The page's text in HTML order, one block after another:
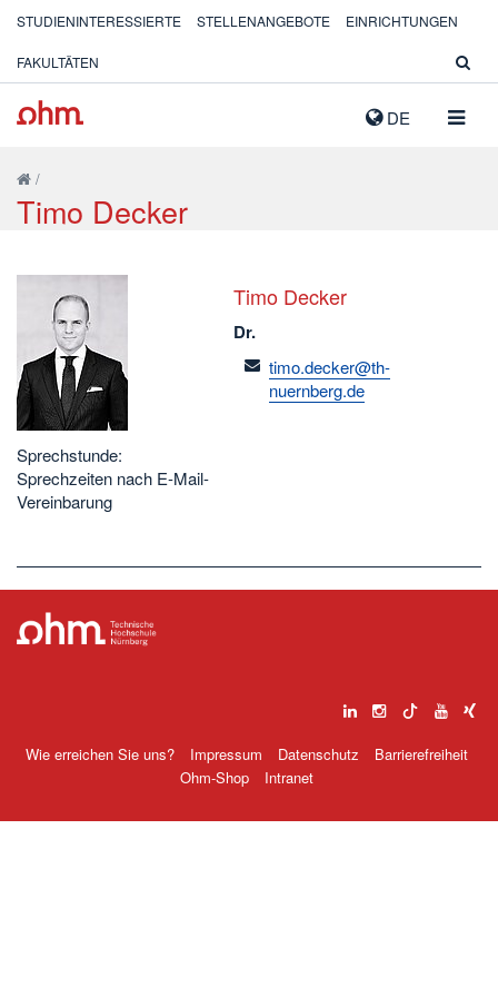
DE
STUDIENINTERESSIERTE STELLENANGEBOTE EINRICHTUNGEN
FAKULTÄTEN
/
Timo Decker
Sprechstunde:
Sprechzeiten nach E-Mail-
Vereinbarung
Timo Decker
Dr.
email
timo.decker@th-
nuernberg.de
Wie erreichen Sie uns? Impressum Datenschutz
Barrierefreiheit
Ohm-Shop
Intranet